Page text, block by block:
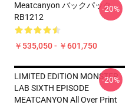
Meatcanyon バックパック
RB1212
￥535,050 - ￥601,750
-20%
LIMITED EDITION MONSTER
LAB SIXTH EPISODE
MEATCANYON All Over Print
-20%